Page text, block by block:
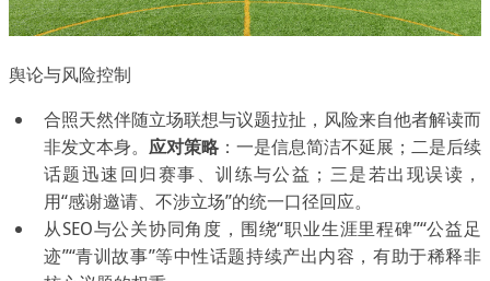
舆论与风险控制
合照天然伴随立场联想与议题拉扯，风险来自他者解读而
非发文本身。 应对策略 ：一是信息简洁不延展；二是后续
话题迅速回归赛事、训练与公益；三是若出现误读，
用“感谢邀请、不涉立场”的统一口径回应。
从SEO与公关协同角度，围绕“职业生涯里程碑”“公益足
迹”“青训故事”等中性话题持续产出内容，有助于稀释非